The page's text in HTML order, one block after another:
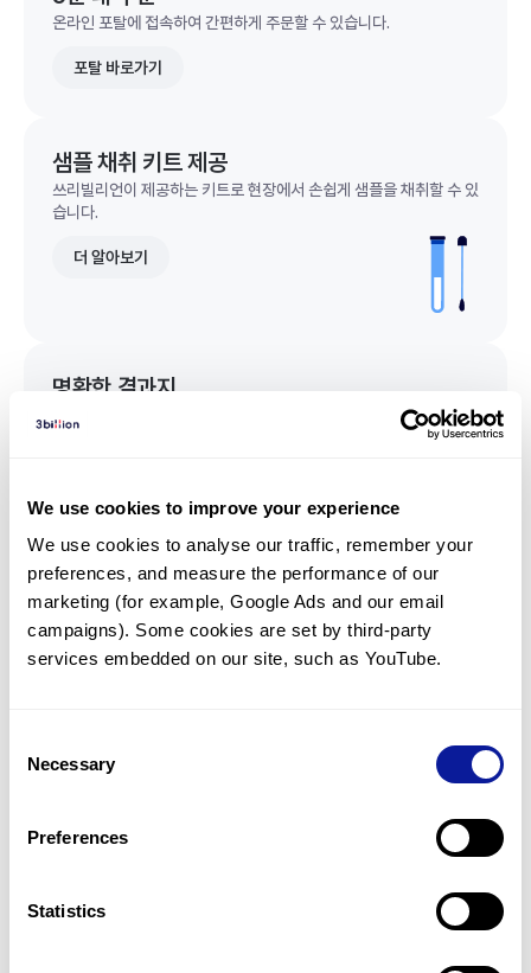
We use cookies to improve your experience
We use cookies to analyse our traffic, remember your
preferences, and measure the performance of our
marketing (for example, Google Ads and our email
campaigns). Some cookies are set by third-party
services embedded on our site, such as YouTube.
Selection
Necessary
Preferences
Statistics
온라인 포탈에 접속하여 간편하게 주문할 수 있습니다.
포탈 바로가기
샘플 채취 키트 제공
쓰리빌리언이 제공하는 키트로 현장에서 손쉽게 샘플을 채취할 수 있
습니다.
더 알아보기
명확한 결과지
임상유전학팀과 소통
궁금한 점을 임상유전학팀과 직접 논의 할 수 있습니다.
문의하기
미진단된 경우에 재분석을 통해 후속 케어를 받을 수 있습니다.
최신 유전학 정보 제공
블로그와 뉴스레터를 통해 최신 유전학 정보를 제공해 드립니다.